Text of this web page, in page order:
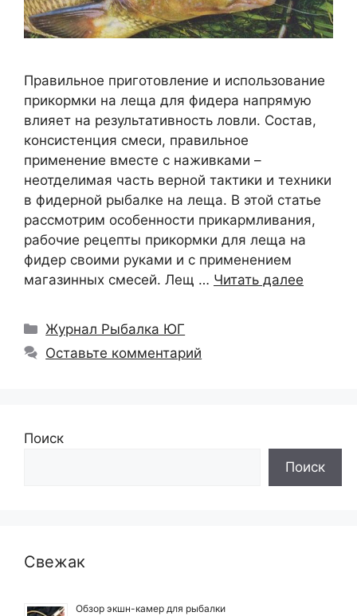
Правильное приготовление и использование
прикормки на леща для фидера напрямую
влияет на результативность ловли. Состав,
консистенция смеси, правильное
применение вместе с наживками –
неотделимая часть верной тактики и техники
в фидерной рыбалке на леща. В этой статье
рассмотрим особенности прикармливания,
рабочие рецепты прикормки для леща на
фидер своими руками и с применением
магазинных смесей. Лещ … Читать далее
Рубрики
Журнал Рыбалка ЮГ
Оставьте комментарий
Поиск
Поиск
Свежак
Обзор экшн-камер для рыбалки